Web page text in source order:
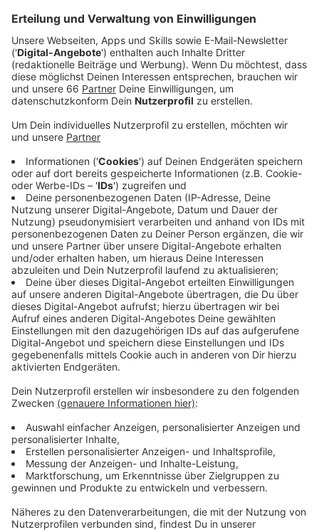
Los geht es in den linksrheinischen Stadtteilen Heerdt,
Oberkassel und Lörick.
Anzeige
Nur im Hofgarten bleiben Gaslaternen stehen
Die neuen Laternen sollen sich optisch kaum von den
alten unterscheiden. 13.800 Laternen in Düsseldorf
leuchten noch mit Gas. Mit Ausnahme der 200 im
Hofgarten sollen alle umgerüstet werden. Das hat der
Stadtrat vor knapp anderthalb Jahren entschieden.
Das Land hat im Dezember seinOK für die ersten
4.000 Laternenstandortegegeben.
Anzeige
Anzeige
LED hat aus Sicht von Experten viele Vorteile. Vor
allem der Energieverbrauch und die Emissionen
stechen heraus. Sie sinken um 98 Prozent. Die
dauern. Die Stadtwerke werden die Laternen, die